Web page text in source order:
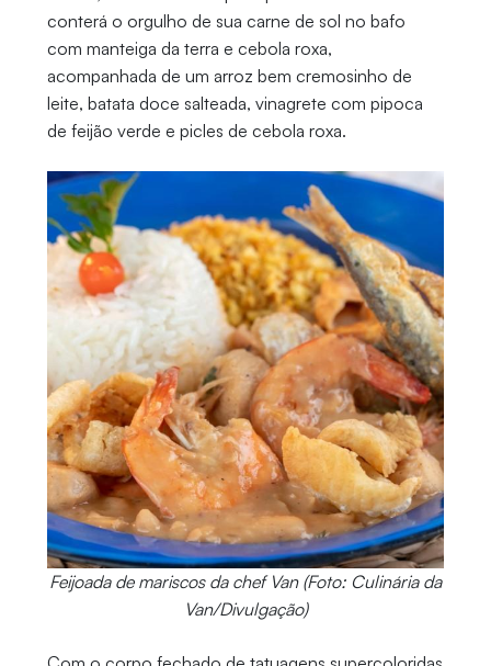
conterá o orgulho de sua carne de sol no bafo
com manteiga da terra e cebola roxa,
acompanhada de um arroz bem cremosinho de
leite, batata doce salteada, vinagrete com pipoca
de feijão verde e picles de cebola roxa.
Feijoada de mariscos da chef Van (Foto: Culinária da
Van/Divulgação)